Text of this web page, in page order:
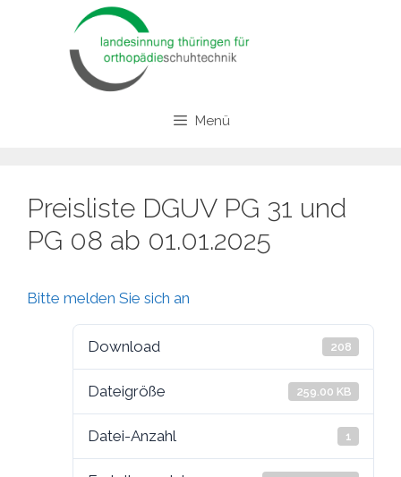
Menü
Preisliste DGUV PG 31 und
PG 08 ab 01.01.2025
Bitte melden Sie sich an
Download 208
Dateigröße 259.00 KB
Datei-Anzahl 1